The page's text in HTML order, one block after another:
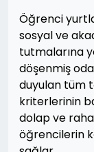
Öğrenci
sosyal ve
tutmalarına
döşenmiş
duyulan tüm
kriterlerinin
dolap ve
öğrencilerin